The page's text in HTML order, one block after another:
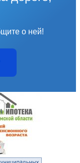
о ней!